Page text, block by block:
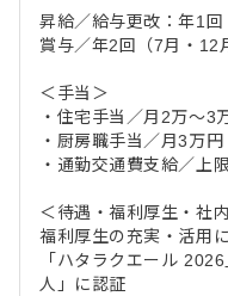
昇給／給与更改：年1回
賞与／年2回（7月・12
＜手当＞
・住宅手当／月2万～3
・厨房職手当／月3万
・通勤交通費支給／上
＜待遇・福利厚生・社
福利厚生の充実・活用
「ハタラクエール
人」に認証